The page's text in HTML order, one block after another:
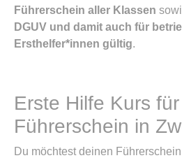
Führerschein aller Klassen
DGUV und damit auch für
Ersthelfer*innen gültig.
Erste Hilfe Kurs
Führerschein in
Du möchtest deinen